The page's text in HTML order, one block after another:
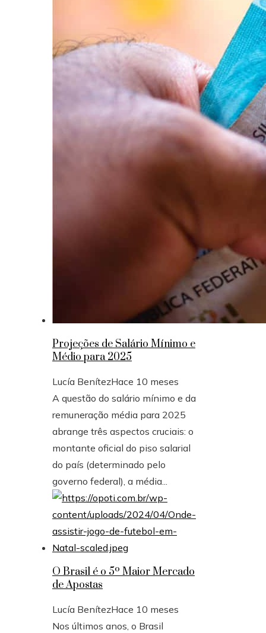
Projeções de Salário Mínimo e
Médio para 2025
Lucía BenítezHace 10 meses
A questão do salário mínimo e da
remuneração média para 2025
abrange três aspectos cruciais: o
montante oficial do piso salarial
do país (determinado pelo
governo federal), a média...
O Brasil é o 5º Maior Mercado
de Apostas
Lucía BenítezHace 10 meses
Nos últimos anos, o Brasil